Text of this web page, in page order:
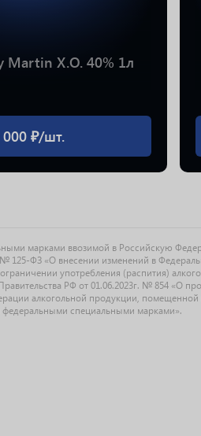
Martin X.O. 40% 1л
000 ₽/шт.
марками ввозимой в Российскую
ФЗ «О внесении изменений в
употребления (распития)
РФ от 01.06.2023г. № 854 «О
алкогольной продукции,
федеральными специальными марками».